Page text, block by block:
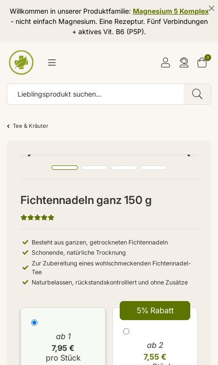
Willkommen in unserer Produktfamilie: Magnesium 5 Komplex
- nicht einfach Magnesium. Eine Rezeptur. Fünf Verbindungen
+ aktives Vit. B6 (P5P).
0
Tee & Kräuter
Fichtennadeln ganz 150 g
Besteht aus ganzen, getrockneten Fichtennadeln
Schonende, natürliche Trocknung
Zur Zubereitung eines wohlschmeckenden Fichtennadel-
Tee
Naturbelassen, rückstandskontrolliert und ohne Zusätze
ab 1
7,95 €
pro Stück
5% Rabatt
ab 2
7,55 €